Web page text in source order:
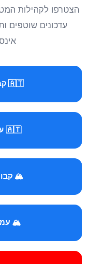
הצטרפו לקהילות
עדכונים שוטפים
🇦🇹 קבוצת וינה למטיילים
🇦🇹 עמוד וינה למטיילים
🏔️
🏔️